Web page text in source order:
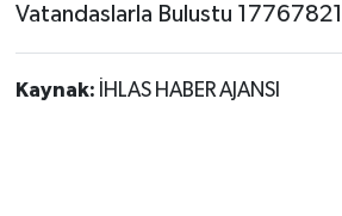
Kaynak: İHLAS HABER AJANSI